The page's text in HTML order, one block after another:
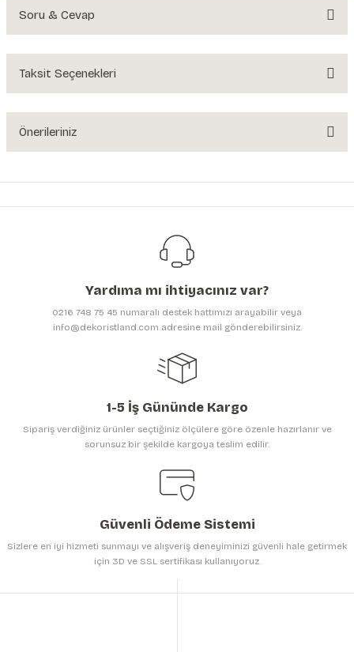
Soru & Cevap
Ürün hakkında henüz soru sorulmamış.
Taksit Seçenekleri
Önerileriniz
yetersiz gördüğünüz noktaları öneri formunu kullanarak tarafımıza
Görüş ve önerileriniz için teşekkür ederiz.
Ürün resmi kalitesiz, bozuk veya görüntülenemiyor.
Ürün bilgilerinde hatalar bulunuyor.
Gönder
Yardıma mı ihtiyacınız var?
0216 748 75 45 numaralı destek hattımızı arayabilir veya
info@dekoristland.com adresine mail gönderebilirsiniz.
1-5 İş Gününde Kargo
Sipariş verdiğiniz ürünler seçtiğiniz ölçülere göre özenle hazırlanır ve
sorunsuz bir şekilde kargoya teslim edilir.
Güvenli Ödeme Sistemi
Sizlere en iyi hizmeti sunmayı ve alışveriş deneyiminizi güvenli hale getirmek
için 3D ve SSL sertifikası kullanıyoruz.